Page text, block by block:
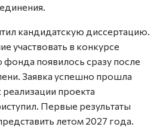
кандидатскую диссертацию.
участвовать в конкурсе
фонда появилось сразу после
Заявка успешно прошла
проекта
Первые результаты
летом 2027 года.